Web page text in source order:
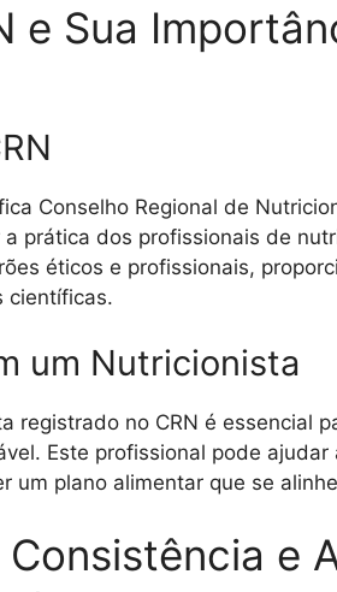
e Sua
Conselho Regional de
prática dos profissionais de
éticos e profissionais,
científicas.
um Nutricionista
registrado no CRN é essencial
Este profissional pode
um plano alimentar que se
e